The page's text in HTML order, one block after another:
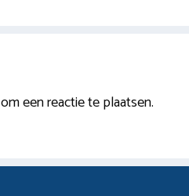
om een reactie te plaatsen.